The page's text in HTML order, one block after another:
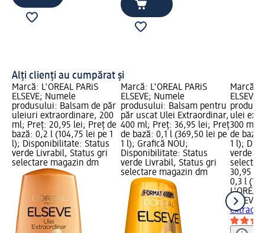
Alți clienți au cumpărat și
Marcă: L'ORÉAL PARiS
ELSEVE; Numele
produsului: Balsam de păr
uleiuri extraordinare, 200
ml; Preț: 20,95 lei; Preț de
bază: 0,2 l (104,75 lei pe 1
l); Disponibilitate: Status
verde Livrabil, Status gri
selectare magazin dm
Marcă: L'ORÉAL PARiS
ELSEVE; Numele
produsului: Balsam pentru
păr uscat Ulei Extraordinar,
400 ml; Preț: 36,95 lei; Preț
de bază: 0,1 l (369,50 lei pe
1 l); Grafică NOU;
Disponibilitate: Status
verde Livrabil, Status gri
selectare magazin dm
Marcă:
ulei
300 ml;
de bază:
1 l);
verde
30,95 lei
0,3 l
L'ORÉAL
ELSEVE